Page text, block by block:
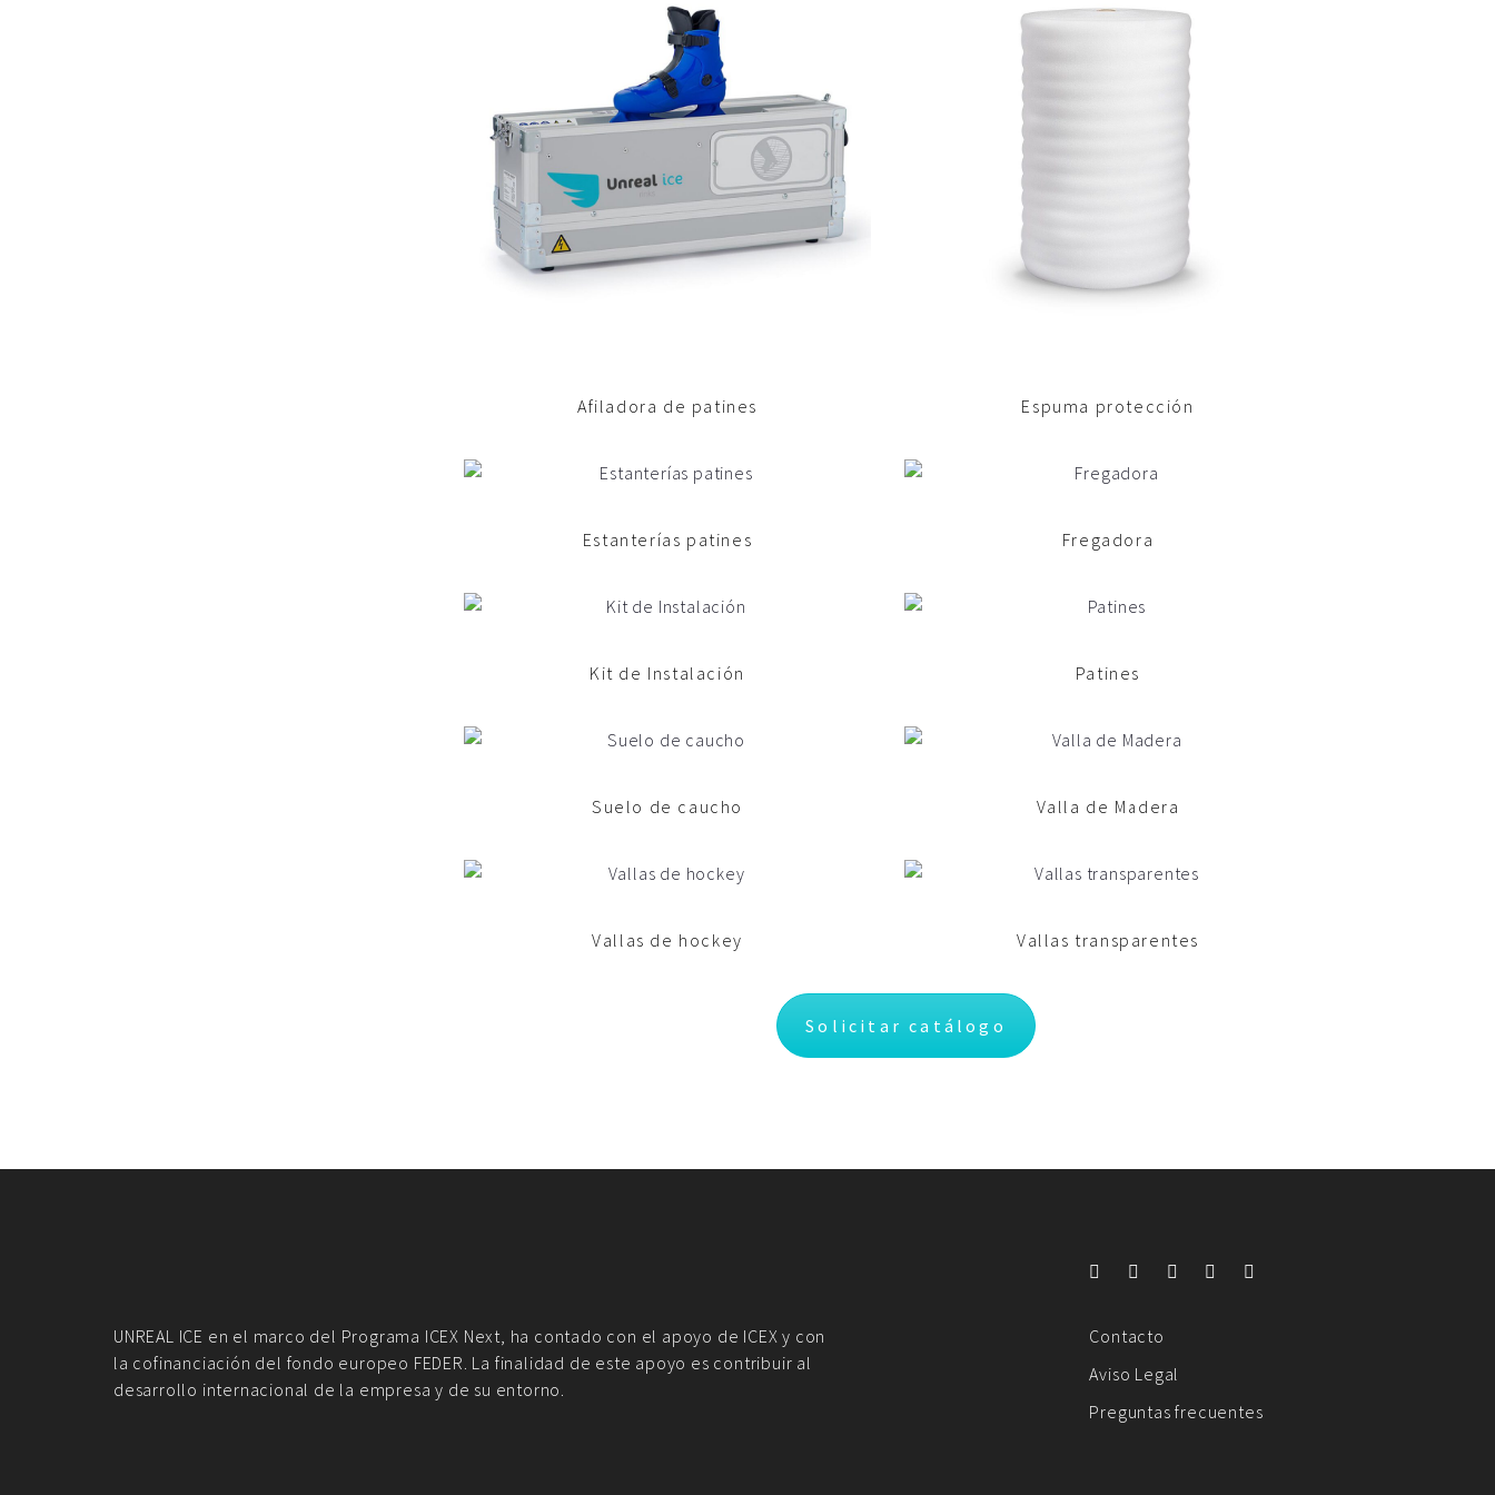
Afiladora de patines Espuma protección
Estanterías patines Fregadora
Kit de Instalación Patines
Suelo de caucho Valla de Madera
Vallas de hockey Vallas transparentes
Solicitar catálogo
UNREAL ICE en el marco del Programa ICEX Next, ha contado con el apoyo de ICEX y con
la cofinanciación del fondo europeo FEDER. La finalidad de este apoyo es contribuir al
desarrollo internacional de la empresa y de su entorno.
Contacto
Aviso Legal
Preguntas frecuentes